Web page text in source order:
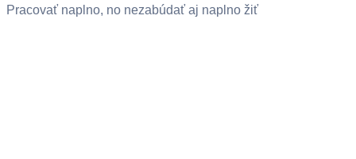
Pracovať naplno, no nezabúdať aj naplno žiť